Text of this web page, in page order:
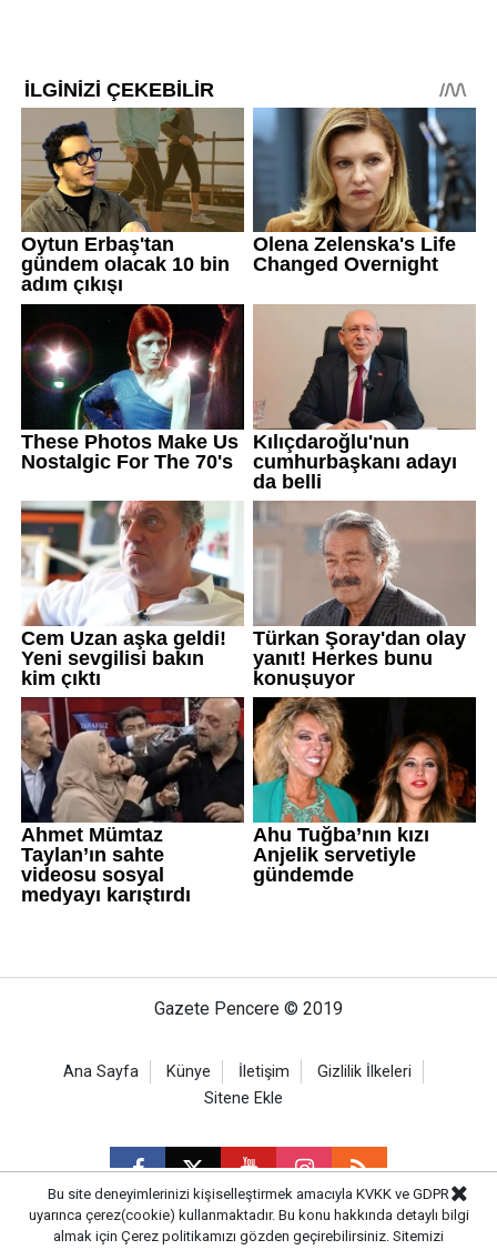
Gazete Pencere © 2019
Ana Sayfa Künye İletişim
Gizlilik İlkeleri
Sitene Ekle
CM Bilişim
Bu site deneyimlerinizi kişiselleştirmek amacıyla KVKK ve GDPR
uyarınca çerez(cookie) kullanmaktadır. Bu konu hakkında detaylı bilgi
almak için Çerez politikamızı gözden geçirebilirsiniz. Sitemizi